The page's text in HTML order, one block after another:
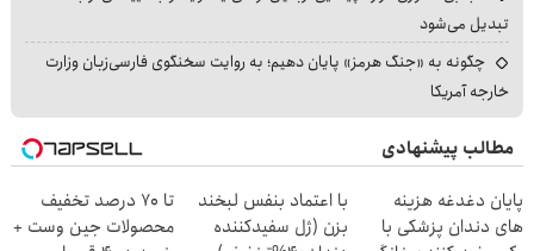
تبدیل می‌شود
چگونه به «جنگ هرمز» پایان دهیم؛ به روایت سخنگوی فارسی‌زبان وزارت
خارجه آمریکا
مطالب پیشنهادی
پایان دغدغه هزینه
های دندان پزشکی با
با اعتماد بنفس لبخند
بزن (ژل سفیدکننده
تا 70 درصد تخفیف
محصولات جین وست +